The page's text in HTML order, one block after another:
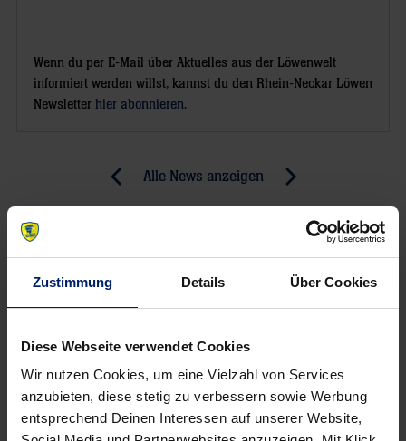
Zustimmung Details Über Cookies
Diese Webseite verwendet Cookies
Wir nutzen Cookies, um eine Vielzahl von Services
anzubieten, diese stetig zu verbessern sowie Werbung
entsprechend Deinen Interessen auf unserer Website,
Wenn du per E-Mail über Aktuelles aus der Löwenwelt
informiert werden willst, kannst du den Rhein-Neckar Löwen
Newsletter hier abonnieren.
nächsten
Richtung
Hamburg
Alle News anzeigen
News: